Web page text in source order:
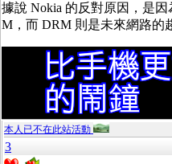
據說 Nokia 的反對原因，是因
M，而 DRM 則是未來網路的
本人已不在此站活動
3